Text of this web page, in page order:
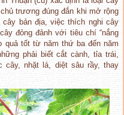
trương đúng đắn khi mở rộng
cây bản địa, việc thích nghi cây
đỏng đảnh với tiêu chí “nắng
quả tốt từ năm thứ ba đến năm
phải biết cắt cành, tỉa trái,
cây, nhặt lá, diệt sâu rầy, thay